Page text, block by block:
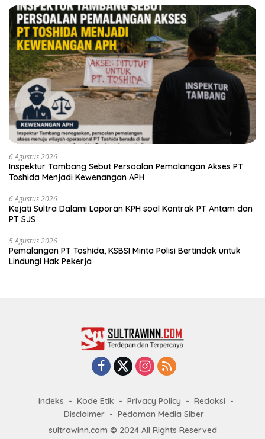
6 Agustus 2026
Inspektur Tambang Sebut Persoalan Pemalangan Akses PT
Toshida Menjadi Kewenangan APH
6 Agustus 2026
Kejati Sultra Dalami Laporan KPH soal Kontrak PT Antam dan
PT SJS
5 Agustus 2026
Pemalangan PT Toshida, KSBSI Minta Polisi Bertindak untuk
Lindungi Hak Pekerja
Indeks Kode Etik Privacy Policy
Redaksi
Disclaimer
Pedoman Media Siber
sultrawinn.com © 2024 All Rights Reserved